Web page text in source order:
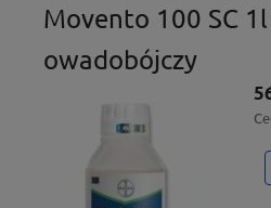
Movento 100 SC
owadobójczy